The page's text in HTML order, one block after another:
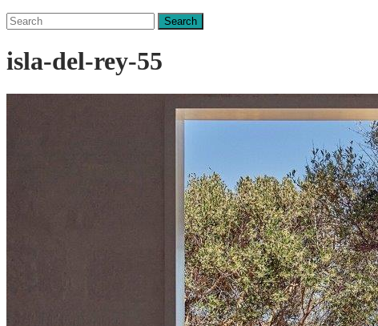
Search
for:
isla-del-rey-55